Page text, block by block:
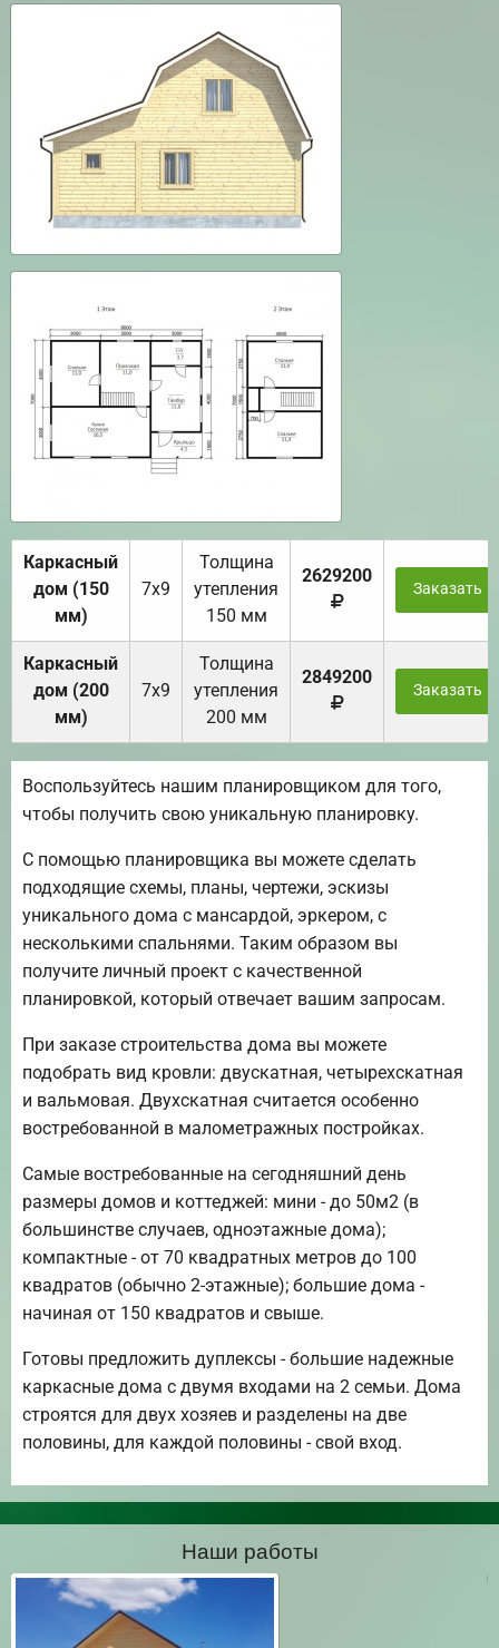
Каркасный
дом (150
мм)
7х9
Толщина
утепления
150 мм
2629200
Заказать
Каркасный
дом (200
мм)
7х9
Толщина
утепления
200 мм
2849200
Заказать
Воспользуйтесь нашим планировщиком для того,
чтобы получить свою уникальную планировку.
С помощью планировщика вы можете сделать
подходящие схемы, планы, чертежи, эскизы
уникального дома с мансардой, эркером, с
несколькими спальнями. Таким образом вы
получите личный проект с качественной
планировкой, который отвечает вашим запросам.
При заказе строительства дома вы можете
подобрать вид кровли: двускатная, четырехскатная
и вальмовая. Двухскатная считается особенно
востребованной в малометражных постройках.
Самые востребованные на сегодняшний день
размеры домов и коттеджей: мини - до 50м2 (в
большинстве случаев, одноэтажные дома);
компактные - от 70 квадратных метров до 100
квадратов (обычно 2-этажные); большие дома -
начиная от 150 квадратов и свыше.
Готовы предложить дуплексы - большие надежные
каркасные дома с двумя входами на 2 семьи. Дома
строятся для двух хозяев и разделены на две
половины, для каждой половины - свой вход.
Наши работы